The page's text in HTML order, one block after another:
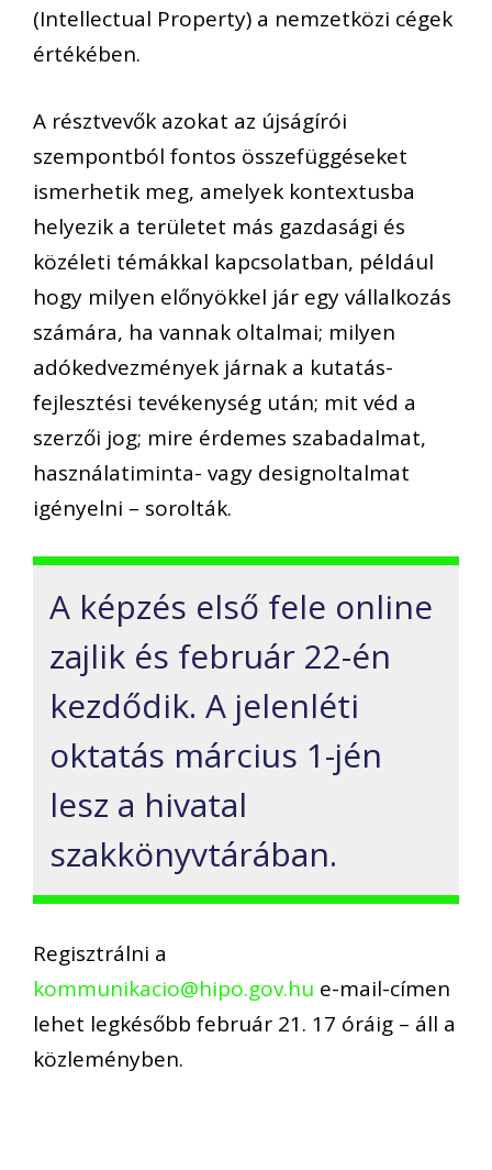
(Intellectual Property) a nemzetközi cégek
értékében.
A résztvevők azokat az újságírói
szempontból fontos összefüggéseket
ismerhetik meg, amelyek kontextusba
helyezik a területet más gazdasági és
közéleti témákkal kapcsolatban, például
hogy milyen előnyökkel jár egy vállalkozás
számára, ha vannak oltalmai; milyen
adókedvezmények járnak a kutatás-
fejlesztési tevékenység után; mit véd a
szerzői jog; mire érdemes szabadalmat,
használatiminta- vagy designoltalmat
igényelni – sorolták.
A képzés első fele online
zajlik és február 22-én
kezdődik. A jelenléti
oktatás március 1-jén
lesz a hivatal
szakkönyvtárában.
Regisztrálni a
kommunikacio@hipo.gov.hu e-mail-címen
lehet legkésőbb február 21. 17 óráig – áll a
közleményben.